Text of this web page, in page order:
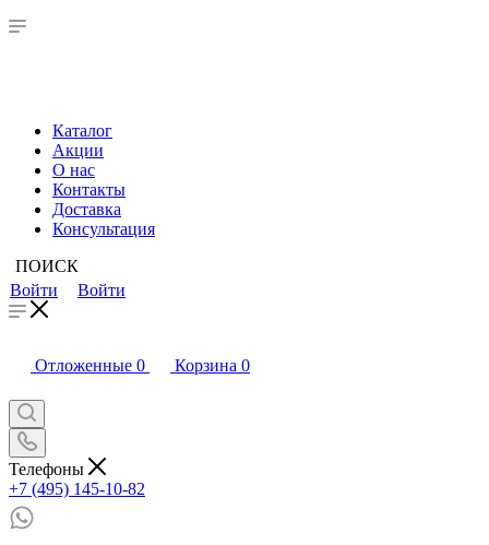
Каталог
Акции
О нас
Контакты
Доставка
Консультация
ПОИСК
Войти
Войти
Отложенные 0 Корзина 0
Телефоны
+7 (495) 145-10-82